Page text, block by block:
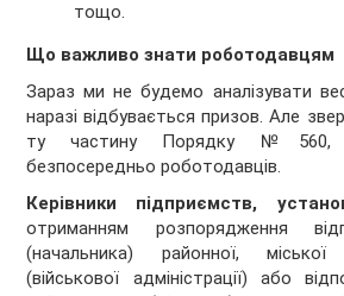
тощо.
Що важливо знати роботодавцям
Зараз ми не будемо аналізувати
наразі відбувається призов. Але
ту частину Порядку №560,
безпосередньо роботодавців.
Керівники підприємств,
отриманням розпорядження
(начальника) районної, міської
(військової адміністрації) або